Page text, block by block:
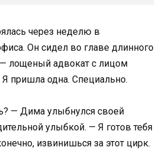
через неделю в
Он сидел во главе длинного
лощеный адвокат с лицом
Я пришла одна. Специально.
— Дима улыбнулся своей
улыбкой. — Я готов тебя
извинишься за этот цирк.